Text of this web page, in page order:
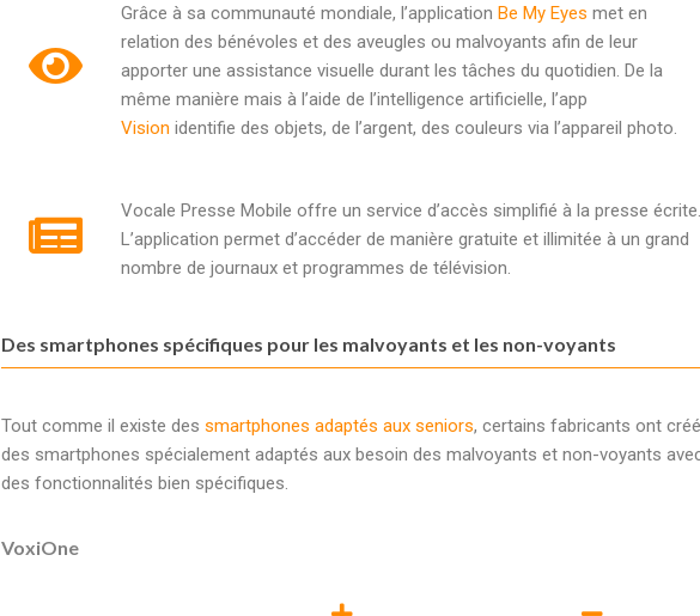
Grâce à sa communauté mondiale, l’application Be My Eyes met en
relation des bénévoles et des aveugles ou malvoyants afin de leur
apporter une assistance visuelle durant les tâches du quotidien. De la
même manière mais à l’aide de l’intelligence artificielle, l’app
Vision identifie des objets, de l’argent, des couleurs via l’appareil photo.
Vocale Presse Mobile offre un service d’accès simplifié à la presse écrite.
L’application permet d’accéder de manière gratuite et illimitée à un grand
nombre de journaux et programmes de télévision.
Des smartphones spécifiques pour les malvoyants et les non-voyants
Tout comme il existe des smartphones adaptés aux seniors, certains fabricants ont créé
des smartphones spécialement adaptés aux besoin des malvoyants et non-voyants
des fonctionnalités bien spécifiques.
VoxiOne